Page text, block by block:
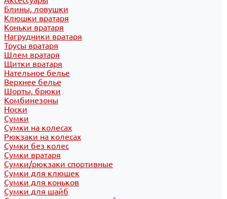
Блины, ловушки
Клюшки вратаря
Коньки вратаря
Нагрудники вратаря
Трусы вратаря
Шлем вратаря
Щитки вратаря
Нательное белье
Верхнее белье
Шорты, брюки
Комбинезоны
Носки
Сумки
Сумки на колесах
Рюкзаки на колесах
Сумки без колес
Сумки вратаря
Сумки/рюкзаки спортивные
Сумки для клюшек
Сумки для коньков
Сумки для шайб